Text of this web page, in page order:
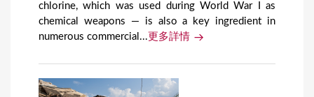
chlorine, which was used during World War I as
chemical weapons — is also a key ingredient in
numerous commercial... 更多詳情